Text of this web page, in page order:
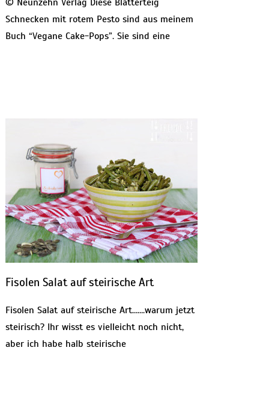
© Neunzehn Verlag Diese Blätterteig
Schnecken mit rotem Pesto sind aus meinem
Buch “Vegane Cake-Pops”. Sie sind eine
Fisolen Salat auf steirische Art
Fisolen Salat auf steirische Art…….warum jetzt
steirisch? Ihr wisst es vielleicht noch nicht,
aber ich habe halb steirische